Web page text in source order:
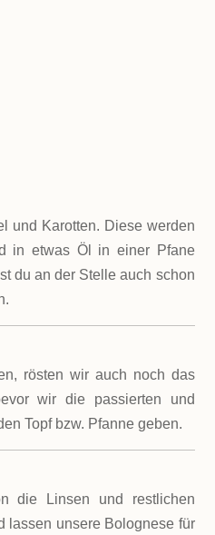
und Karotten. Diese werden
in etwas Öl in einer Pfane
du an der Stelle auch schon
rösten wir auch noch das
wir die passierten und
Topf bzw. Pfanne geben.
die Linsen und restlichen
lassen unsere Bolognese für